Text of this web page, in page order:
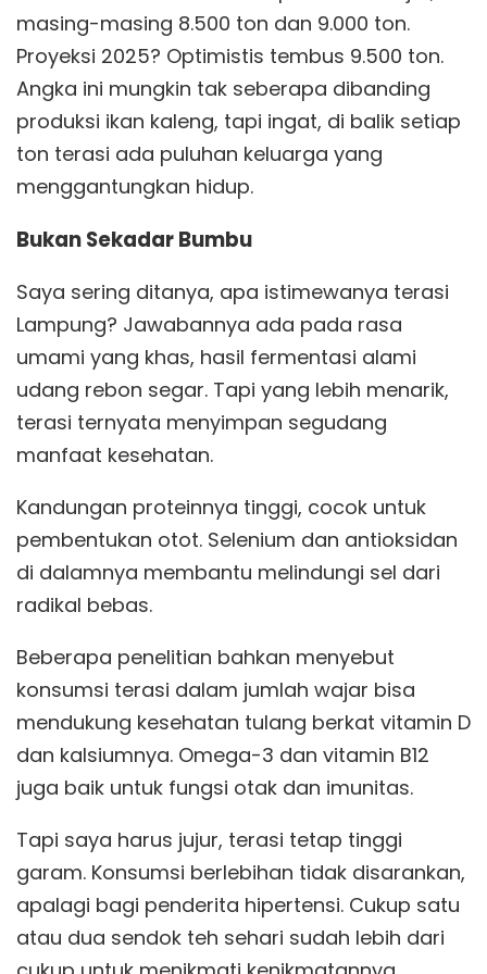
masing-masing 8.500 ton dan 9.000 ton.
Proyeksi 2025? Optimistis tembus 9.500 ton.
Angka ini mungkin tak seberapa dibanding
produksi ikan kaleng, tapi ingat, di balik setiap
ton terasi ada puluhan keluarga yang
menggantungkan hidup.
Bukan Sekadar Bumbu
Saya sering ditanya, apa istimewanya terasi
Lampung? Jawabannya ada pada rasa
umami yang khas, hasil fermentasi alami
udang rebon segar. Tapi yang lebih menarik,
terasi ternyata menyimpan segudang
manfaat kesehatan.
Kandungan proteinnya tinggi, cocok untuk
pembentukan otot. Selenium dan antioksidan
di dalamnya membantu melindungi sel dari
radikal bebas.
Beberapa penelitian bahkan menyebut
konsumsi terasi dalam jumlah wajar bisa
mendukung kesehatan tulang berkat vitamin D
dan kalsiumnya. Omega-3 dan vitamin B12
juga baik untuk fungsi otak dan imunitas.
Tapi saya harus jujur, terasi tetap tinggi
garam. Konsumsi berlebihan tidak disarankan,
apalagi bagi penderita hipertensi. Cukup satu
atau dua sendok teh sehari sudah lebih dari